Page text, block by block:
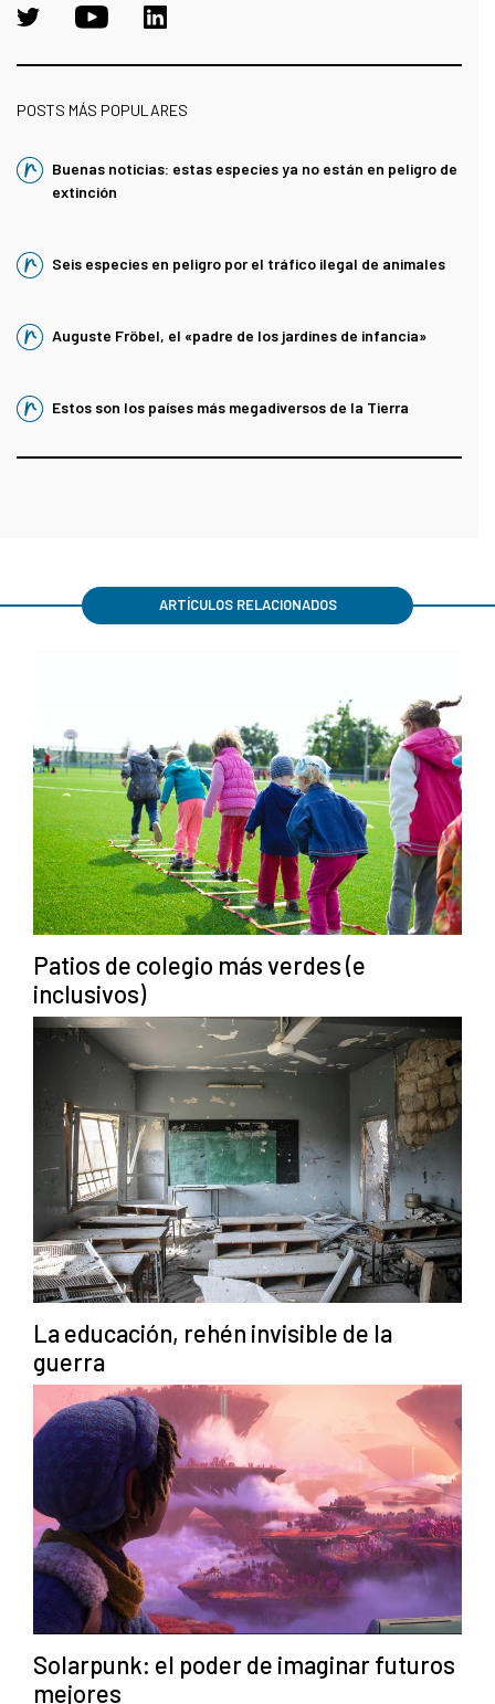
POSTS MÁS POPULARES
Buenas noticias: estas especies ya no están en peligro de
extinción
Seis especies en peligro por el tráfico ilegal de animales
Auguste Fröbel, el «padre de los jardines de infancia»
Estos son los países más megadiversos de la Tierra
ARTÍCULOS RELACIONADOS
Patios de colegio más verdes (e
inclusivos)
La educación, rehén invisible de la
guerra
Solarpunk: el poder de imaginar futuros
mejores